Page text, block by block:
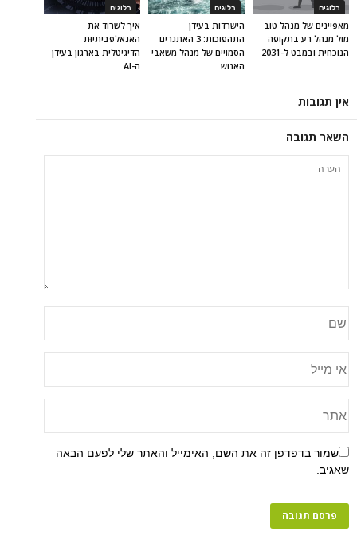
בלוגים
איך לשרוד את
האנאלפביתיוּת
הדיגיטלית בארגון בעידן
ה-AI
בלוגים
הישרדות בעידן
התהפוכות: 3 האתגרים
הסמויים של מנהל משאבי
האנוש
בלוגים
מאפיינים של מנהל טוב
מול מנהל רע בתקופה
הנוכחית ובמבט ל-2031
אין תגובות
השאר תגובה
שמור בדפדפן זה את השם, האימייל והאתר שלי לפעם הבאה
שאגיב.